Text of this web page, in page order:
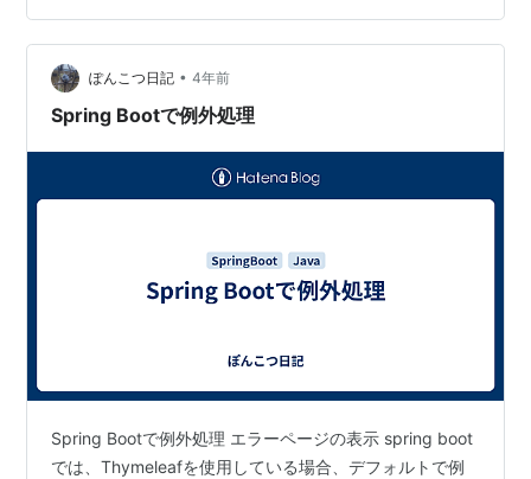
が誤って初期状態を設定するのを忘れてしまう可能性が
ある。 プロパティ プロパティ 型 デフォルト値 説明 追加
バージョン format Pattern "^.*Except…
ぽんこつ日記 • 4年前
Spring Bootで例外処理
Spring Bootで例外処理 エラーページの表示 spring boot
では、Thymeleafを使用している場合、デフォルトで例